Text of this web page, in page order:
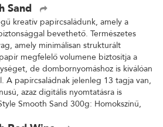
Sand
kreatív papírcsaládunk, amely a
bevethető. Természetes
amely minimálisan strukturált
megfelelő volumene biztosítja a
de dombornyomáshoz is kiválóan
A papírcsaládnak jelenleg 13 tagja van,
azaz digitális nyomtatásra is
Smooth Sand 300g: Homokszínű,